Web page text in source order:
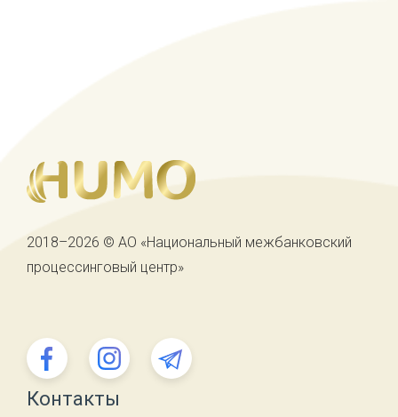
2018–2026 © АО «Национальный межбанковский
процессинговый центр»
Контакты